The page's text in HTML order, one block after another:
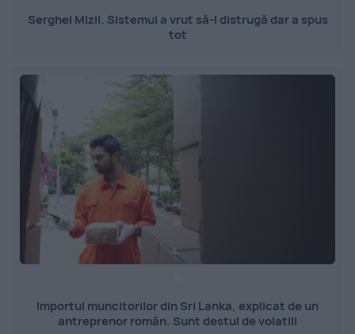
Serghei Mizil. Sistemul a vrut să-l distrugă dar a spus
tot
Importul muncitorilor din Sri Lanka, explicat de un
antreprenor român. Sunt destul de volatili